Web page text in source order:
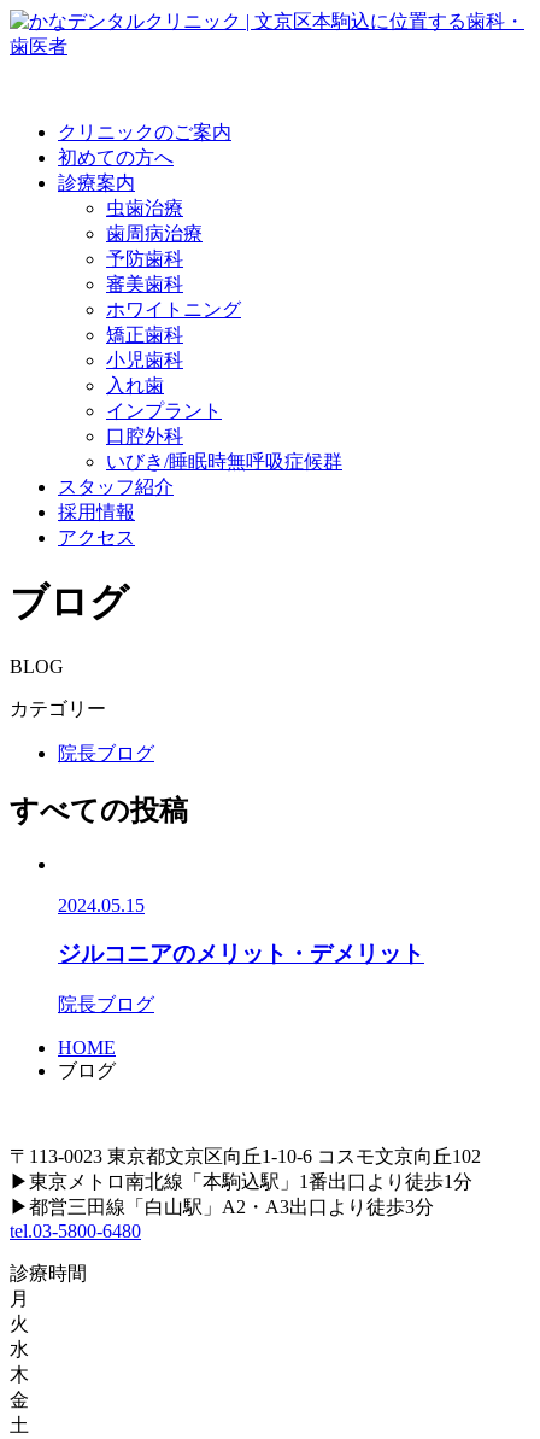
クリニックのご案内
初めての方へ
診療案内
虫歯治療
歯周病治療
予防歯科
審美歯科
ホワイトニング
矯正歯科
小児歯科
入れ歯
インプラント
口腔外科
いびき/睡眠時無呼吸症候群
スタッフ紹介
採用情報
アクセス
ブログ
BLOG
カテゴリー
院長ブログ
すべての投稿
2024.05.15
ジルコニアのメリット・デメリット
院長ブログ
HOME
ブログ
〒113-0023 東京都文京区向丘1-10-6 コスモ文京向丘102
▶東京メトロ南北線「本駒込駅」1番出口より徒歩1分
▶都営三田線「白山駅」A2・A3出口より徒歩3分
tel.03-5800-6480
診療時間
月
火
水
木
金
土